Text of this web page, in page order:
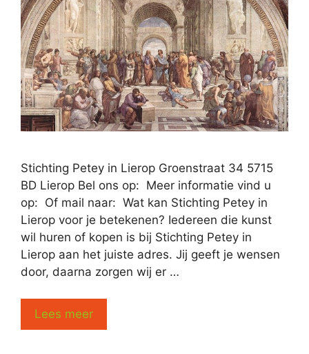
Stichting Petey in Lierop Groenstraat 34 5715
BD Lierop Bel ons op: Meer informatie vind u
op: Of mail naar: Wat kan Stichting Petey in
Lierop voor je betekenen? Iedereen die kunst
wil huren of kopen is bij Stichting Petey in
Lierop aan het juiste adres. Jij geeft je wensen
door, daarna zorgen wij er …
Lees meer